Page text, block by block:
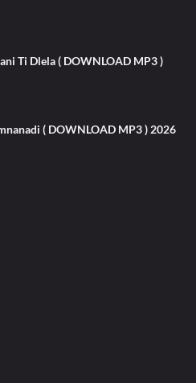
Ti Dlela ( DOWNLOAD MP3 )
( DOWNLOAD MP3 ) 2026